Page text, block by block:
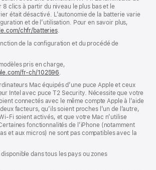
8 clics à partir du niveau le plus bas et le
était désactivé. L’autonomie de la batterie varie
et de l’utilisation. Pour en savoir plus,
chfr/batteries.
de la configuration et du procédé de
pris en charge,
fr-ch/102596
Mac équipés d’une puce Apple et ceux
Intel avec puce T2 Security. Nécessite que votre
connectés avec le même compte Apple à l’aide
facteurs, qu’ils soient proches l’un de l’autre,
Fi soient activés, et que votre Mac n’utilise
fonctionnalités de l’iPhone (notamment
et aux micros) ne sont pas compatibles avec la
dans tous les pays ou zones